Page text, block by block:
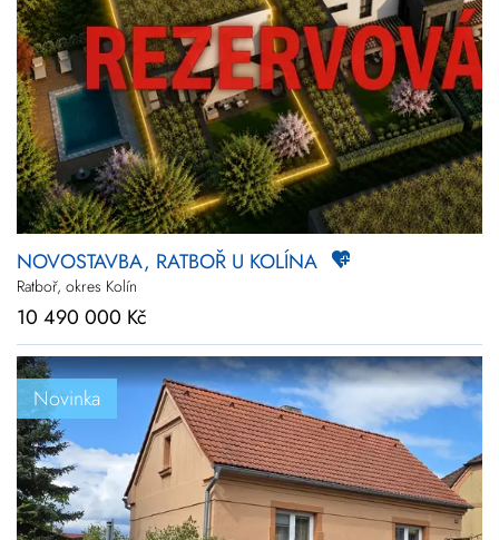
NOVOSTAVBA, RATBOŘ U KOLÍNA
Ratboř, okres Kolín
10 490 000 Kč
Novinka